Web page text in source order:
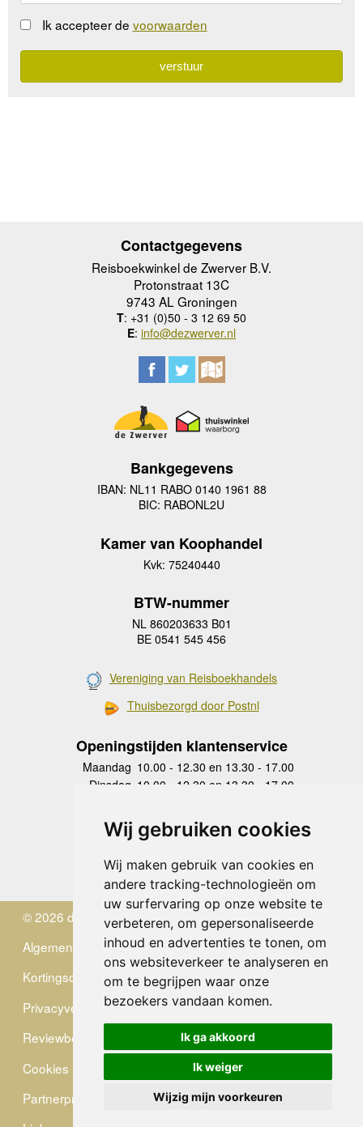
Wij gebruiken cookies
Wij maken gebruik van cookies en
andere tracking-technologieën om
uw surfervaring op onze website te
verbeteren, om gepersonaliseerde
inhoud en advertenties te tonen, om
ons websiteverkeer te analyseren en
om te begrijpen waar onze
bezoekers vandaan komen.
Ik ga akkoord
Ik weiger
Wijzig mijn voorkeuren
Ik accepteer de voorwaarden
Contactgegevens
Reisboekwinkel de Zwerver B.V.
Protonstraat 13C
9743 AL Groningen
T: +31 (0)50 - 3 12 69 50
E: info@dezwerver.nl
Bankgegevens
IBAN: NL11 RABO 0140 1961 88
BIC: RABONL2U
Kamer van Koophandel
Kvk: 75240440
BTW-nummer
NL 860203633 B01
BE 0541 545 456
Vereniging van Reisboekhandels
Thuisbezorgd door Postnl
Openingstijden klantenservice
Maandag 10.00 - 12.30 en 13.30 - 17.00
Dinsdag 10.00 - 12.30 en 13.30 - 17.00
Donderdag
10.00 - 12.30 en 13.30 - 17.00
Vrijdag 10.00 - 12.30 en 13.30 - 17.00
Zaterdag
gesloten
Zondag gesloten
© 2026 de Zwerver
Algemene Voorwaarden
Kortingscode
Privacyverklaring
Reviewbeleid
Cookies
Partnerprogramma